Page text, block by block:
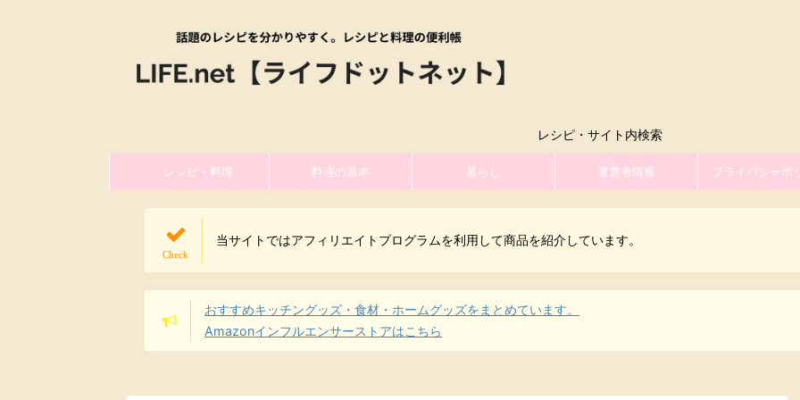
レシピ・サイト内検索
レシピ・料理 料理の基本 暮らし 運営者情報 プライバシーポ
当サイトではアフィリエイトプログラムを利用して商品を紹介しています。
おすすめキッチングッズ・食材・ホームグッズをまとめています。
Amazonインフルエンサーストアはこちら